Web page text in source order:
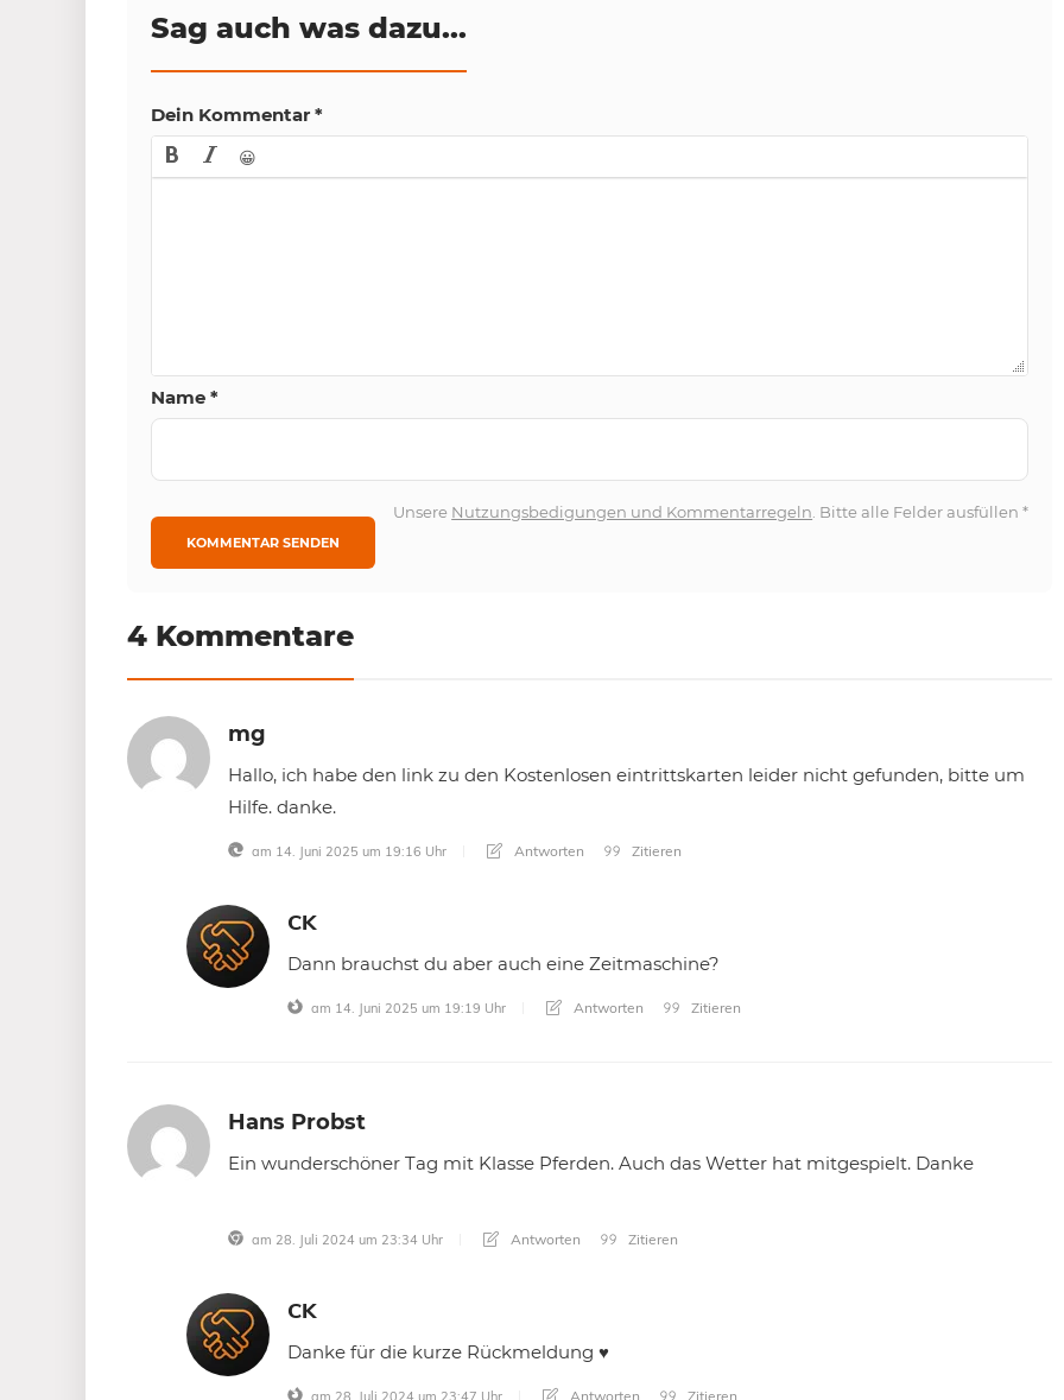
Sag auch was dazu...
Dein Kommentar *
😀
Name *
Unsere Nutzungsbedigungen und Kommentarregeln . Bitte alle Felder ausfüllen*
4 Kommentare
mg
Hallo, ich habe den link zu den Kostenlosen eintrittskarten leider nicht gefunden, bitte um
Hilfe. danke.
am 14. Juni 2025 um 19:16 Uhr Antworten Zitieren
CK
Dann brauchst du aber auch eine Zeitmaschine?
am 14. Juni 2025 um 19:19 Uhr Antworten Zitieren
Hans Probst
Ein wunderschöner Tag mit Klasse Pferden. Auch das Wetter hat mitgespielt. Danke
am 28. Juli 2024 um 23:34 Uhr Antworten Zitieren
CK
Danke für die kurze Rückmeldung ♥
am 28. Juli 2024 um 23:47 Uhr Antworten Zitieren